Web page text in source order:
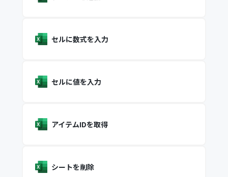
セルに数式を入力
セルに値を入力
アイテムIDを取得
シートを削除